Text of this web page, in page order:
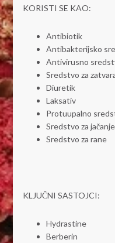
KORISTI SE KAO:
Antibiotik
Antibakterijsko
Antivirusno
Sredstvo za
Diuretik
Laksativ
Protuupalno
Sredstvo za
Sredstvo za rane
KLJUČNI SASTOJCI:
Hydrastine
Berberin